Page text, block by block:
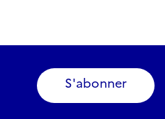
S'abonner